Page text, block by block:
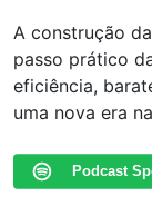
A construção
passo prático
eficiência,
uma nova era
Podcast